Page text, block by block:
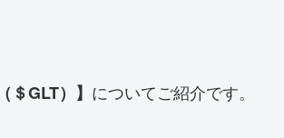
＄GLT）】 についてご紹介です。